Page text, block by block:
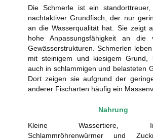
Die Schmerle ist ein standorttreuer,
nachtaktiver Grundfisch, der nur
an die Wasserqualität hat. Sie zeigt
hohe Anpassungsfähigkeit an die
Gewässerstrukturen. Schmerlen
mit steinigem und kiesigem Grund,
auch in schlammigen und belasteten
Dort zeigen sie aufgrund der
anderer Fischarten häufig ein
Nahrung
Kleine Wassertiere,
Schlammröhrenwürmer und